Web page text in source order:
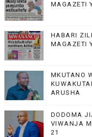
MAGAZETI
HABARI
MAGAZETI
MKUTANO
ARUSHA
DODOMA
VIWANJA
21